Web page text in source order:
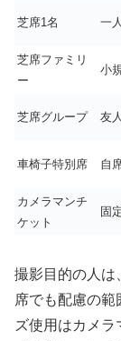
芝席1名 一
芝席ファミリ
ー
小
芝席グループ 友
車椅子特別席 自
カメラマンチ
ケット
固
撮影目的の人は
席でも配慮の
ズ使用はカメ